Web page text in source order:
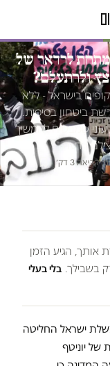
מתחת לרדאר של
ולהתעלם?
בישראל - ללא
ביטחון בסיסית.
שמבטיח להמשיך
| דעה
קריאה 3 דק׳
אותך, הגיע הזמן
בשבילך. בלי בעלי
ממשלת ישראל החליטה
של יוניטף